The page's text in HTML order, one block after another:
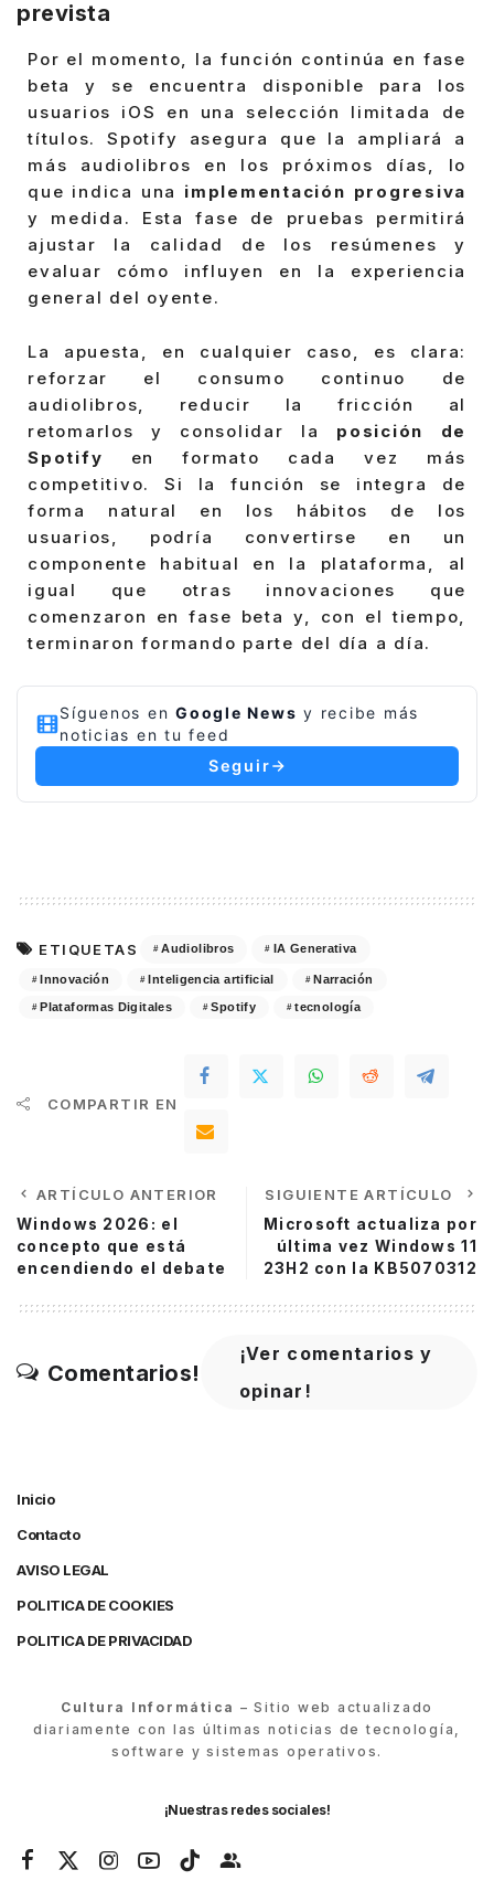
prevista
Por el momento, la función continúa en fase
beta y se encuentra disponible para los
usuarios iOS en una selección limitada de
títulos. Spotify asegura que la ampliará a
más audiolibros en los próximos días, lo
que indica una implementación progresiva
y medida. Esta fase de pruebas permitirá
ajustar la calidad de los resúmenes y
evaluar cómo influyen en la experiencia
general del oyente.
La apuesta, en cualquier caso, es clara:
reforzar el consumo continuo de
audiolibros, reducir la fricción al
retomarlos y consolidar la posición de
Spotify en formato cada vez más
competitivo. Si la función se integra de
forma natural en los hábitos de los
usuarios, podría convertirse en un
componente habitual en la plataforma, al
igual que otras innovaciones que
comenzaron en fase beta y, con el tiempo,
terminaron formando parte del día a día.
Síguenos en Google News y recibe más
noticias en tu feed
Seguir
ETIQUETAS Audiolibros IA Generativa
Innovación Inteligencia artificial Narración
Plataformas Digitales Spotify tecnología
COMPARTIR EN
ARTÍCULO ANTERIOR
Windows 2026: el
concepto que está
encendiendo el debate
SIGUIENTE ARTÍCULO
Microsoft actualiza por
última vez Windows 11
23H2 con la KB5070312
Comentarios!
¡Ver comentarios y
opinar!
Inicio
Contacto
AVISO LEGAL
POLITICA DE COOKIES
POLITICA DE PRIVACIDAD
Cultura Informática – Sitio web actualizado
diariamente con las últimas noticias de tecnología,
software y sistemas operativos.
¡Nuestras redes sociales!